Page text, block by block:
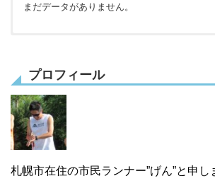
まだデータがありません。
プロフィール
札幌市在住の市民ランナー”げん”と申し